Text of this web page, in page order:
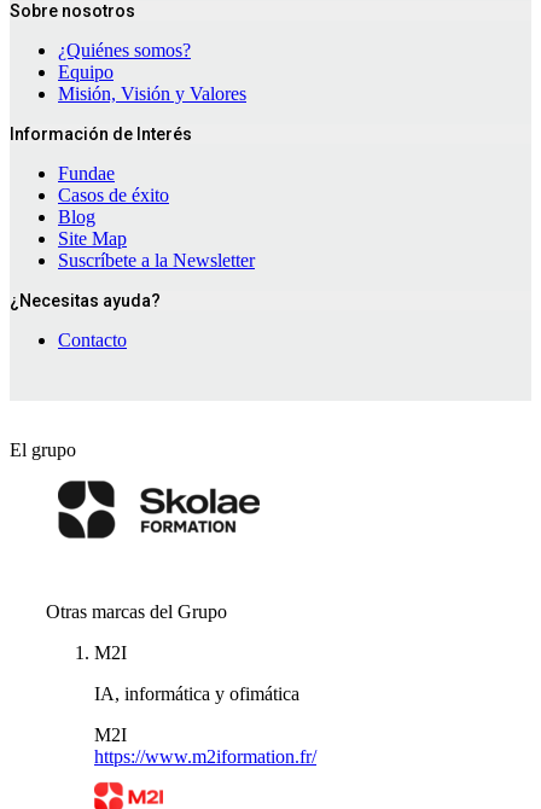
Sobre nosotros
¿Quiénes somos?
Equipo
Misión, Visión y Valores
Información de Interés
Fundae
Casos de éxito
Blog
Site Map
Suscríbete a la Newsletter
¿Necesitas ayuda?
Contacto
El grupo
Otras marcas del Grupo
M2I
IA, informática y ofimática
M2I
https://www.m2iformation.fr/